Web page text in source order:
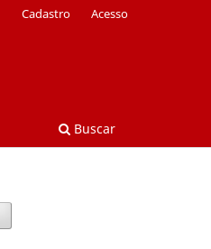
Buscar
Cadastro Acesso